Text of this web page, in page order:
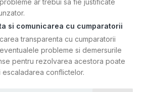
ar trebui sa fie justificate
si comunicarea cu cumparatorii
transparenta cu cumparatorii
probleme si demersurile
pentru rezolvarea acestora poate
conflictelor.